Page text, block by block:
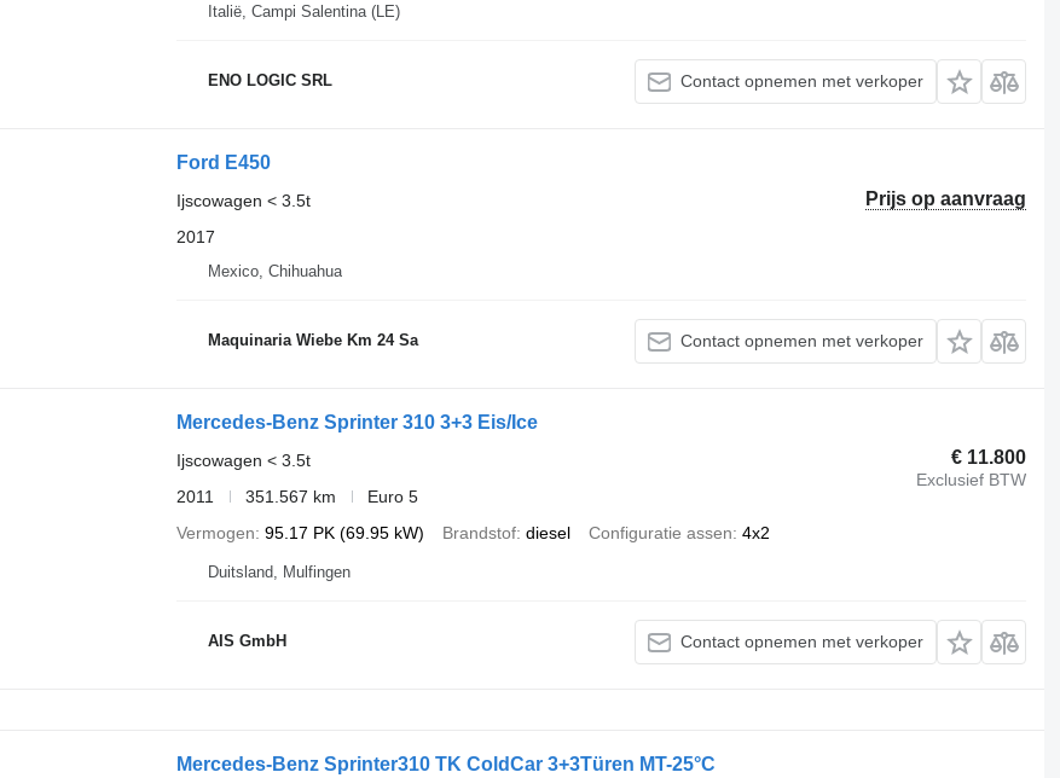
Italië, Campi Salentina (LE)
ENO LOGIC SRL Contact opnemen met verkoper
Ford E450
Prijs op aanvraag
Ijscowagen < 3.5t
2017
Mexico, Chihuahua
Maquinaria Wiebe Km 24 Sa Contact opnemen met verkoper
Mercedes-Benz Sprinter 310 3+3 Eis/Ice
€ 11.800
Exclusief BTW
Ijscowagen < 3.5t
2011
351.567 km
Euro 5
Vermogen 95.17 PK (69.95 kW) Brandstof diesel Configuratie assen 4x2
Duitsland, Mulfingen
AIS GmbH Contact opnemen met verkoper
Mercedes-Benz Sprinter310 TK ColdCar 3+3Türen MT-25°C